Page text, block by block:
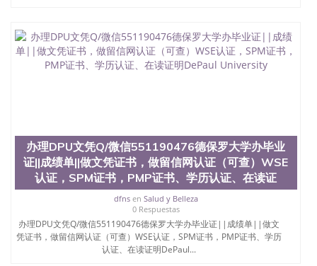
办理DPU文凭Q/微信551190476德保罗大学办毕业
证||成绩单||做文凭证书，做留信网认证（可查）WSE
认证，SPM证书，PMP证书、学历认证、在读证
dfnsen Salud y Belleza
0 Respuestas
办理DPU文凭Q/微信551190476德保罗大学办毕业证||成绩单||做文
凭证书，做留信网认证（可查）WSE认证，SPM证书，PMP证书、学历
认证、在读证明DePaul...